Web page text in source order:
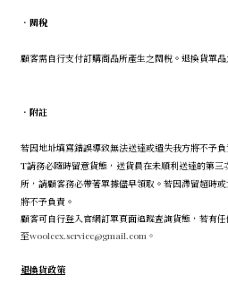
． 關稅
顧客需自行支付訂購商品所產生之關稅。退換貨單品
． 附註
若因地址填寫錯誤導致無法送達或遺失我方將不予負
T請務必隨時留意貨態，送貨員在未順利送達的第
所，請顧客務必帶著單據儘早領取。若因滯留超時
將不予負責。
顧客可自行登入官網訂單頁面追蹤查詢貨態，若有
至wooleex.service@gmail.com。
退換貨政策